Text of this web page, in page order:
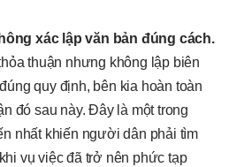
xác lập văn bản đúng cách.
thuận nhưng không lập biên
quy định, bên kia hoàn toàn
đó sau này. Đây là một trong
nhất khiến người dân phải tìm
vụ việc đã trở nên phức tạp